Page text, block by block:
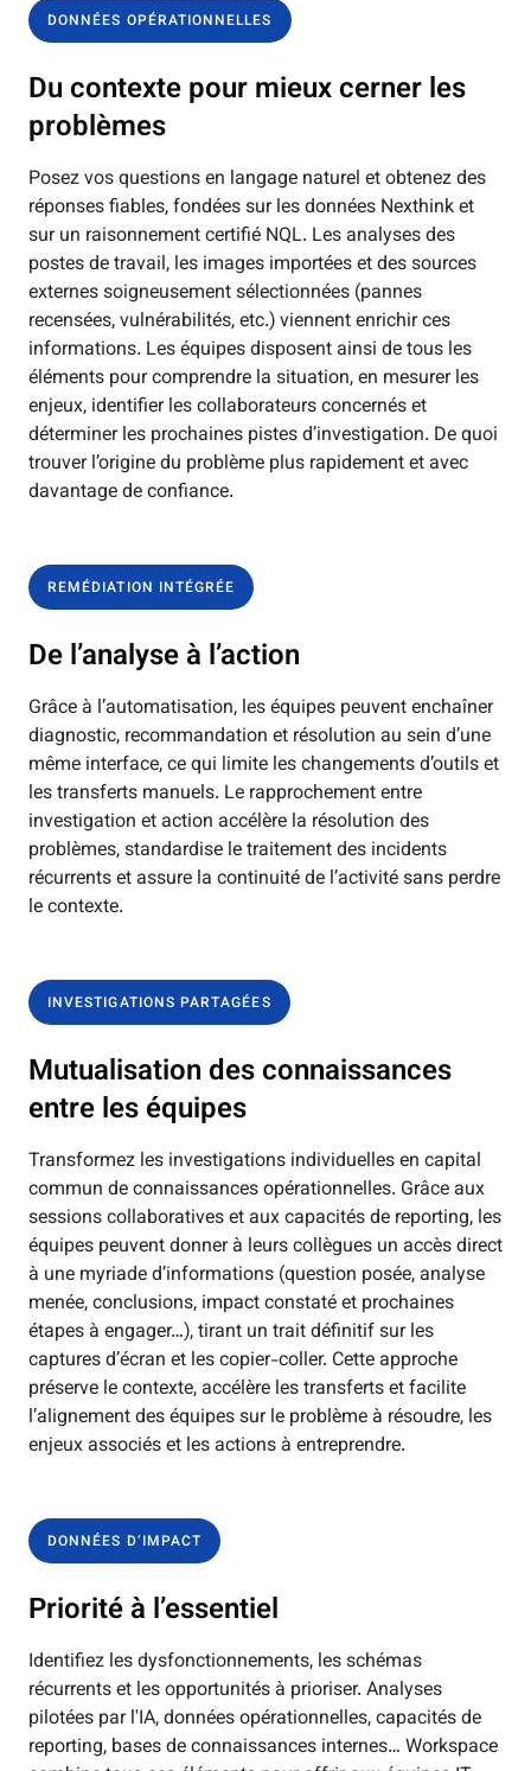
DONNÉES OPÉRATIONNELLES
Du contexte pour mieux cerner les
problèmes
Posez vos questions en langage naturel et obtenez des
réponses fiables, fondées sur les données Nexthink et
sur un raisonnement certifié NQL. Les analyses des
postes de travail, les images importées et des sources
externes soigneusement sélectionnées (pannes
recensées, vulnérabilités, etc.) viennent enrichir ces
informations. Les équipes disposent ainsi de tous les
éléments pour comprendre la situation, en mesurer les
enjeux, identifier les collaborateurs concernés et
déterminer les prochaines pistes d’investigation. De quoi
trouver l’origine du problème plus rapidement et avec
davantage de confiance.
REMÉDIATION INTÉGRÉE
De l’analyse à l’action
Grâce à l’automatisation, les équipes peuvent enchaîner
diagnostic, recommandation et résolution au sein d’une
même interface, ce qui limite les changements d’outils et
les transferts manuels. Le rapprochement entre
investigation et action accélère la résolution des
problèmes, standardise le traitement des incidents
récurrents et assure la continuité de l’activité sans perdre
le contexte.
INVESTIGATIONS PARTAGÉES
Mutualisation des connaissances
entre les équipes
Transformez les investigations individuelles en capital
commun de connaissances opérationnelles. Grâce aux
sessions collaboratives et aux capacités de reporting, les
équipes peuvent donner à leurs collègues un accès direct
à une myriade d’informations (question posée, analyse
menée, conclusions, impact constaté et prochaines
étapes à engager…), tirant un trait définitif sur les
captures d’écran et les copier-coller. Cette approche
préserve le contexte, accélère les transferts et facilite
l’alignement des équipes sur le problème à résoudre, les
enjeux associés et les actions à entreprendre.
DONNÉES D’IMPACT
Priorité à l’essentiel
Identifiez les dysfonctionnements, les schémas
récurrents et les opportunités à prioriser. Analyses
pilotées par l'IA, données opérationnelles, capacités de
reporting, bases de connaissances internes… Workspace